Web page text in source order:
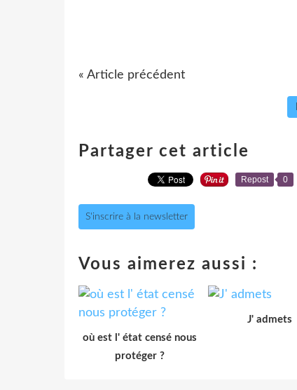
« Article précédent
Partager cet article
Repost 0
S'inscrire à la newsletter
Vous aimerez aussi :
où est l' état censé nous
protéger ?
J' admets